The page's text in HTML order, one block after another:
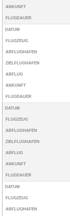
ANKUNFT
FLUGDAUER
DATUM
FLUGZEUG
ABFLUGHAFEN
ZIELFLUGHAFEN
ABFLUG
ANKUNFT
FLUGDAUER
DATUM
FLUGZEUG
ABFLUGHAFEN
ZIELFLUGHAFEN
ABFLUG
ANKUNFT
FLUGDAUER
DATUM
FLUGZEUG
ABFLUGHAFEN